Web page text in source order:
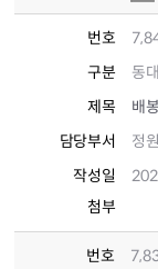
번호
구분
동
제목
배
담당부서
정
작성일
첨부
번호